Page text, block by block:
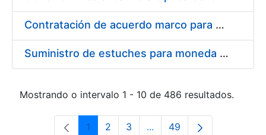
Contratación de acuerdo marco para el Suministro de Material de Electricidad para la Fábrica Nacional de Moneda y Timbre-Real Casa de la Moneda en su centro de trabajo de Burgos
Suministro de estuches para moneda de 30 €
Mostrando o intervalo 1 - 10 de 486 resultados.
Páxina
1 Páxina
2 Páxina
3 ...Páxinas intermedias Use
Páxina
49